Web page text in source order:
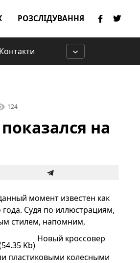
РОЗСЛІДУВАННЯ
Контакти
124
на
момент известен как
Судя по иллюстрациям,
стилем, напомним,
Новый кроссовер
пластиковыми колесными